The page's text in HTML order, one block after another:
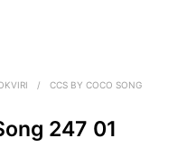
/
CCS BY COCO SONG
247 01